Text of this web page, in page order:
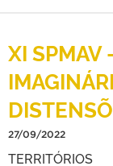
XI SPMAV
27/09/2022